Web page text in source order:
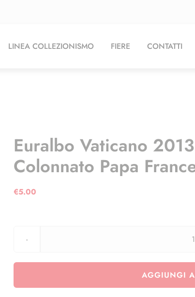
LINEA COLLEZIONISMO FIERE CONTATTI
Euralbo Vaticano
Colonnato Papa
€5.00
AGGIUNGI